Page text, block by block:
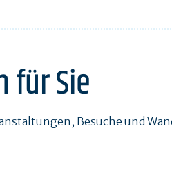
für Sie
Besuche und